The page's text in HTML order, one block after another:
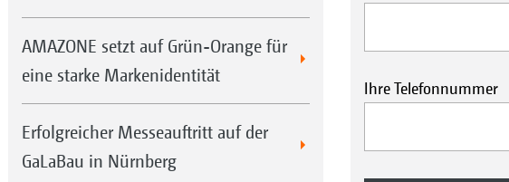
AMAZONE setzt auf Grün-Orange für
eine starke Markenidentität
Erfolgreicher Messeauftritt auf der
GaLaBau in Nürnberg
Ihre Telefonnummer